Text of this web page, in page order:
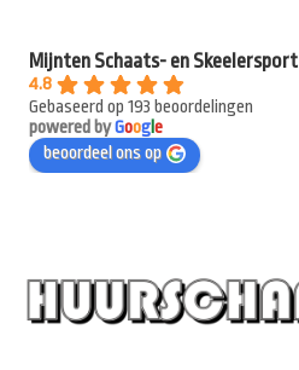
Mijnten Schaats- en Skeelersport
4.8
Gebaseerd op 193 beoordelingen
powered byGooge
beoordeel ons op